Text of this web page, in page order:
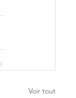
Voir tout